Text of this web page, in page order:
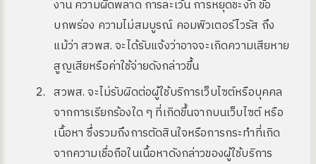
งาน ความผิดพลาด การละเว้น การหยุดชะงัก ข้อ
บกพร่อง ความไม่สมบูรณ์ คอมพิวเตอร์ไวรัส ถึง
แม้ว่า สวพส. จะได้รับแจ้งว่าอาจจะเกิดความเสียหาย
สูญเสียหรือค่าใช้จ่ายดังกล่าวขึ้น
สวพส. จะไม่รับผิดต่อผู้ใช้บริการเว็บไซต์หรือบุคคล
จากการเรียกร้องใด ๆ ที่เกิดขึ้นจากบนเว็บไซต์ หรือ
เนื้อหา ซึ่งรวมถึงการตัดสินใจหรือการกระทำที่เกิด
จากความเชื่อถือในเนื้อหาดังกล่าวของผู้ใช้บริการ